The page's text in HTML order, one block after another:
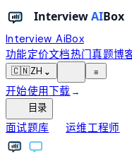
Interview AiBox
功能定价文档热门真题博
🇨🇳ZH ⌄ ≡
开始使用下载 →
目录
面试题库chevron_right运维工程师chevron_right